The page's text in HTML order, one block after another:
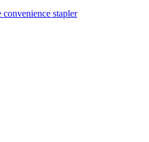
stapler